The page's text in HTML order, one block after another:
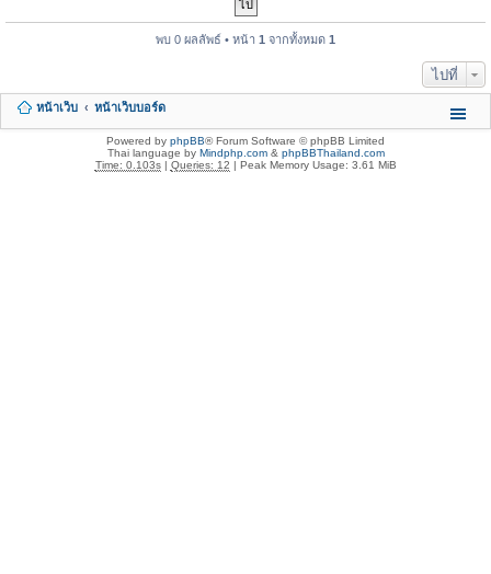
พบ 0 ผลลัพธ์ • หน้า 1 จากทั้งหมด 1
ไปที่
หน้าเว็บ หน้าเว็บบอร์ด
Powered by phpBB® Forum Software © phpBB Limited
Thai language by Mindphp.com& phpBBThailand.com
Time: 0.103s| Queries: 12 | Peak Memory Usage: 3.61 MiB